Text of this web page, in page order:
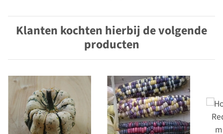
Klanten kochten hierbij de volgende
producten